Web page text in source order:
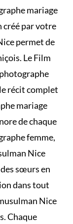
mariage
créé par votre
permet de
Le Film
récit complet
mariage
de chaque
femme,
Nice
sœurs en
dans tout
Nice
Chaque